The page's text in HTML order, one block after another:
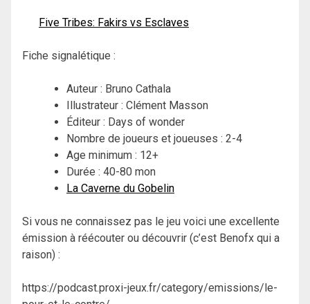
Five Tribes: Fakirs vs Esclaves
Fiche signalétique :
Auteur : Bruno Cathala
Illustrateur : Clément Masson
Éditeur : Days of wonder
Nombre de joueurs et joueuses : 2-4
Age minimum : 12+
Durée : 40-80 mon
La Caverne du Gobelin
Si vous ne connaissez pas le jeu voici une excellente
émission à réécouter ou découvrir (c’est Benofx qui a
raison) :
https://podcast.proxi-jeux.fr/category/emissions/le-